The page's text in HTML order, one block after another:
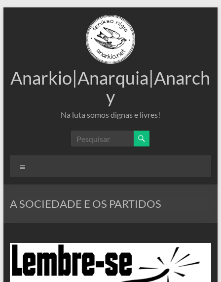
Anarkio|Anarquia|Anarch
y
Na luta somos dignas e livres!
A SOCIEDADE E OS PARTIDOS